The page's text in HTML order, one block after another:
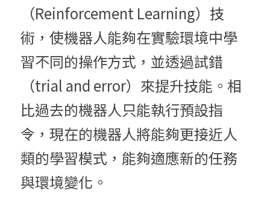
（Reinforcement Learning）技
術，使機器人能夠在實驗環境中學
習不同的操作方式，並透過試錯
（trial and error）來提升技能。相
比過去的機器人只能執行預設指
令，現在的機器人將能夠更接近人
類的學習模式，能夠適應新的任務
與環境變化。